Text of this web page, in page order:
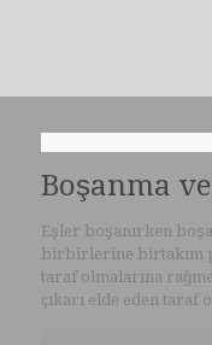
Boşanma
Eşler boşanırken
birbirlerine birtakım
taraf olmalarına
çıkarı elde eden taraf